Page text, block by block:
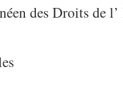
des Droits de